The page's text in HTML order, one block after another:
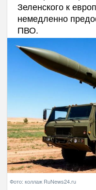
Зеленского к
немедленно
ПВО.
Фото: коллаж RuNews24.ru